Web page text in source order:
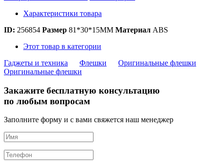
Характеристики товара
ID: 256854 Размер 81*30*15MM Материал ABS
Этот товар в категории
Гаджеты и техника
Флешки
Оригинальные флешки
Оригинальные флешки
Закажите бесплатную консультацию
по любым вопросам
Заполните форму и с вами свяжется наш менеджер